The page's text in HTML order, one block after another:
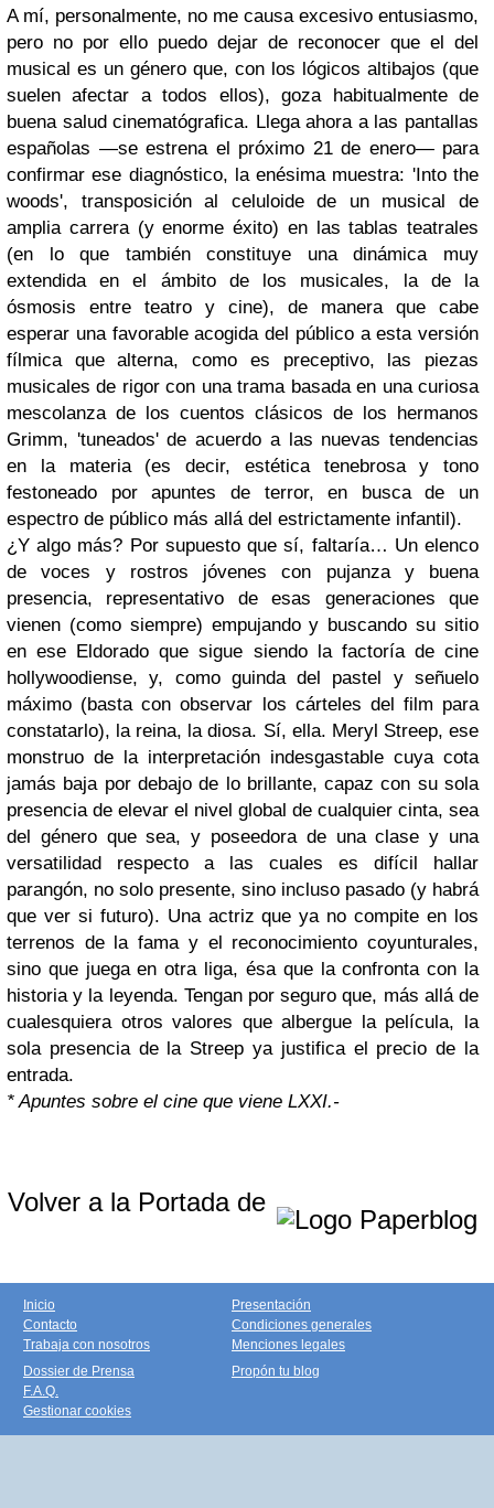
A mí, personalmente, no me causa excesivo entusiasmo,
pero no por ello puedo dejar de reconocer que el del
musical es un género que, con los lógicos altibajos (que
suelen afectar a todos ellos), goza habitualmente de
buena salud cinematógrafica. Llega ahora a las pantallas
españolas —se estrena el próximo 21 de enero— para
confirmar ese diagnóstico, la enésima muestra: 'Into the
woods', transposición al celuloide de un musical de
amplia carrera (y enorme éxito) en las tablas teatrales
(en lo que también constituye una dinámica muy
extendida en el ámbito de los musicales, la de la
ósmosis entre teatro y cine), de manera que cabe
esperar una favorable acogida del público a esta versión
fílmica que alterna, como es preceptivo, las piezas
musicales de rigor con una trama basada en una curiosa
mescolanza de los cuentos clásicos de los hermanos
Grimm, 'tuneados' de acuerdo a las nuevas tendencias
en la materia (es decir, estética tenebrosa y tono
festoneado por apuntes de terror, en busca de un
espectro de público más allá del estrictamente infantil).
¿Y algo más? Por supuesto que sí, faltaría… Un elenco
de voces y rostros jóvenes con pujanza y buena
presencia, representativo de esas generaciones que
vienen (como siempre) empujando y buscando su sitio
en ese Eldorado que sigue siendo la factoría de cine
hollywoodiense, y, como guinda del pastel y señuelo
máximo (basta con observar los cárteles del film para
constatarlo), la reina, la diosa. Sí, ella. Meryl Streep, ese
monstruo de la interpretación indesgastable cuya cota
jamás baja por debajo de lo brillante, capaz con su sola
presencia de elevar el nivel global de cualquier cinta, sea
del género que sea, y poseedora de una clase y una
versatilidad respecto a las cuales es difícil hallar
parangón, no solo presente, sino incluso pasado (y habrá
que ver si futuro). Una actriz que ya no compite en los
terrenos de la fama y el reconocimiento coyunturales,
sino que juega en otra liga, ésa que la confronta con la
historia y la leyenda. Tengan por seguro que, más allá de
cualesquiera otros valores que albergue la película, la
sola presencia de la Streep ya justifica el precio de la
entrada.
* Apuntes sobre el cine que viene LXXI.-
Volver a la Portada de
Inicio
Contacto
Trabaja con nosotros
Presentación
Condiciones generales
Menciones legales
Dossier de Prensa
F.A.Q.
Gestionar cookies
Propón tu blog